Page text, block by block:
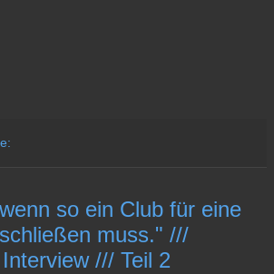
so ein Club für eine
muss." ///
/// Teil 2